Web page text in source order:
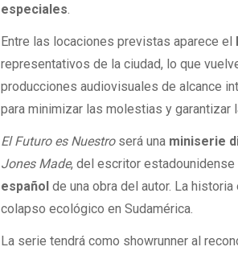
especiales
Entre las locaciones previstas aparece el
representativos de la ciudad, lo que
producciones audiovisuales de alcance
para minimizar las molestias y garantizar
El Futuro es Nuestroserá una miniserie
Jones Made, del escritor estadounidense
español de una obra del autor. La
colapso ecológico en Sudamérica.
La serie tendrá como showrunner al